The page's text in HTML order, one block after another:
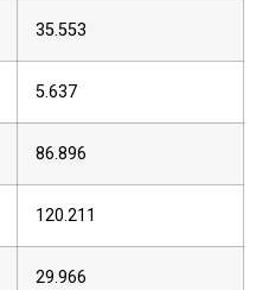
35.553
5.637
86.896
120.211
29.966